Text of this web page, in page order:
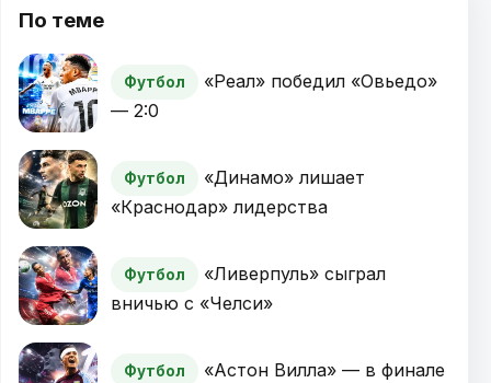
По теме
Футбол
«Реал» победил «Овьедо»
— 2:0
Футбол
«Динамо» лишает
«Краснодар» лидерства
Футбол
«Ливерпуль» сыграл
вничью с «Челси»
Футбол
«Астон Вилла» — в финале